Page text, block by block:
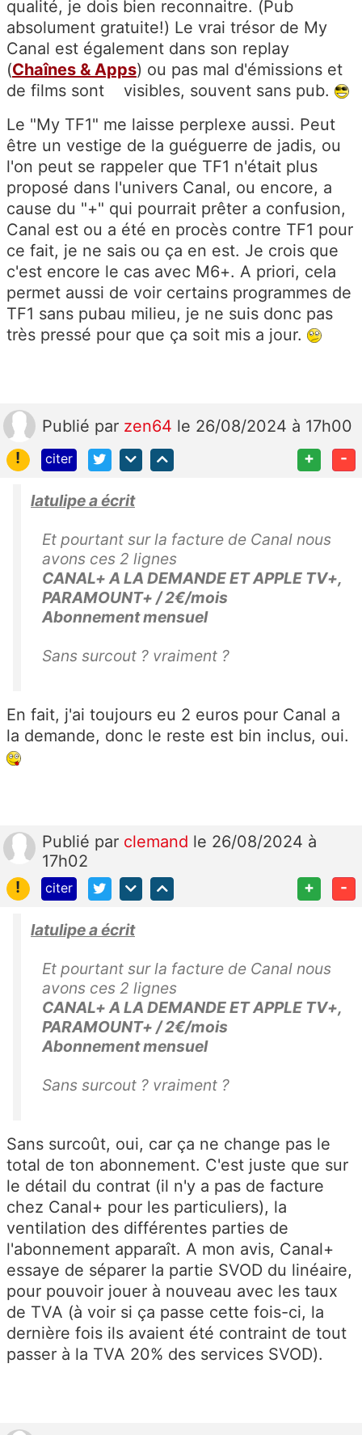
qualité, je dois bien reconnaitre. (Pub
absolument gratuite!) Le vrai trésor de My
Canal est également dans son replay
(Chaînes & Apps) ou pas mal d'émissions et
de films sont visibles, souvent sans pub.
Le "My TF1" me laisse perplexe aussi. Peut
être un vestige de la guéguerre de jadis, ou
l'on peut se rappeler que TF1 n'était plus
proposé dans l'univers Canal, ou encore, a
cause du "+" qui pourrait prêter a confusion,
Canal est ou a été en procès contre TF1 pour
ce fait, je ne sais ou ça en est. Je crois que
c'est encore le cas avec M6+. A priori, cela
permet aussi de voir certains programmes de
TF1 sans pubau milieu, je ne suis donc pas
très pressé pour que ça soit mis a jour.
Publié par zen64 le 26/08/2024 à 17h00
!
citer + -
latulipe a écrit
Et pourtant sur la facture de Canal nous
avons ces 2 lignes
CANAL+ A LA DEMANDE ET APPLE TV+,
PARAMOUNT+ / 2€/mois
Abonnement mensuel
Sans surcout ? vraiment ?
En fait, j'ai toujours eu 2 euros pour Canal a
la demande, donc le reste est bin inclus, oui.
Publié par clemand le 26/08/2024 à
17h02
!
citer + -
latulipe a écrit
Et pourtant sur la facture de Canal nous
avons ces 2 lignes
CANAL+ A LA DEMANDE ET APPLE TV+,
PARAMOUNT+ / 2€/mois
Abonnement mensuel
Sans surcout ? vraiment ?
Sans surcoût, oui, car ça ne change pas le
total de ton abonnement. C'est juste que sur
le détail du contrat (il n'y a pas de facture
chez Canal+ pour les particuliers), la
ventilation des différentes parties de
l'abonnement apparaît. A mon avis, Canal+
essaye de séparer la partie SVOD du linéaire,
pour pouvoir jouer à nouveau avec les taux
de TVA (à voir si ça passe cette fois-ci, la
dernière fois ils avaient été contraint de tout
passer à la TVA 20% des services SVOD).